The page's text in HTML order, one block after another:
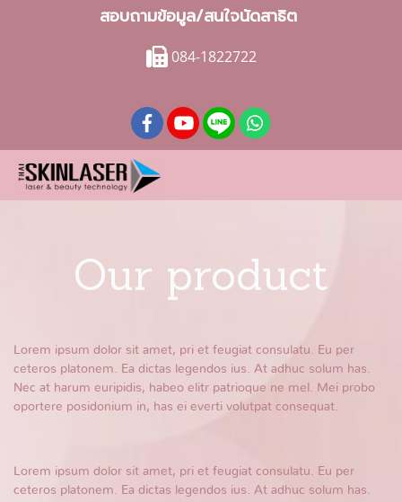
สอบถามข้อมูล/สนใจนัดสาธิต
084-1822722
Our product
Lorem ipsum dolor sit amet, pri et feugiat consulatu. Eu per
ceteros platonem. Ea dictas legendos ius. At adhuc solum has.
Nec at harum euripidis, habeo elitr patrioque ne mel. Mei probo
oportere posidonium in, has ei everti volutpat consequat.
Lorem ipsum dolor sit amet, pri et feugiat consulatu. Eu per
ceteros platonem. Ea dictas legendos ius. At adhuc solum has.